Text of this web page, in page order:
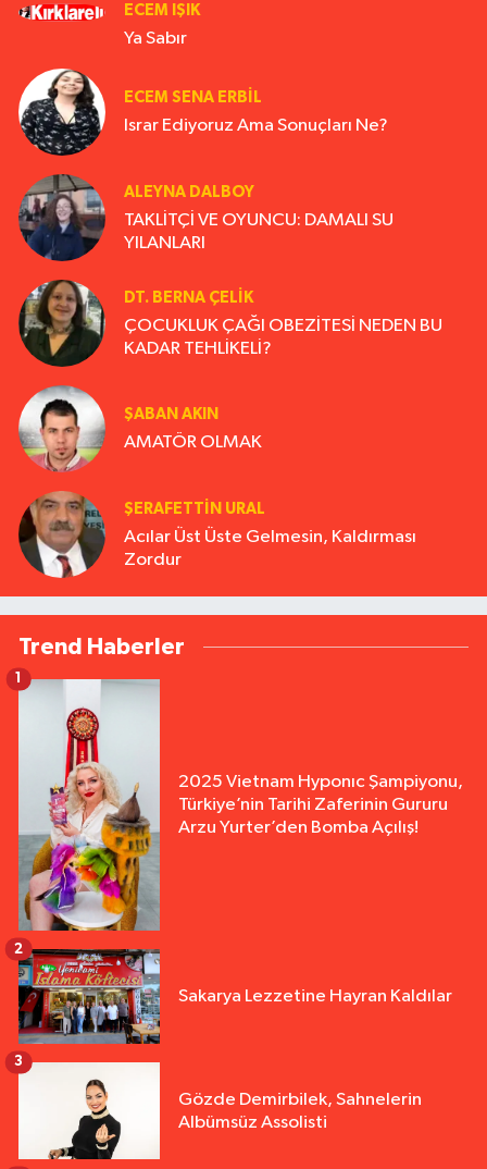
ECEM IŞIK
Ya Sabır
ECEM SENA ERBIL
Israr Ediyoruz Ama Sonuçları Ne?
ALEYNA DALBOY
TAKLİTÇİ VE OYUNCU: DAMALI SU
YILANLARI
DT. BERNA ÇELIK
ÇOCUKLUK ÇAĞI OBEZİTESİ NEDEN BU
KADAR TEHLİKELİ?
ŞABAN AKIN
AMATÖR OLMAK
ŞERAFETTIN URAL
Acılar Üst Üste Gelmesin, Kaldırması
Zordur
Trend Haberler
2025 Vietnam Hyponıc Şampiyonu,
Türkiye’nin Tarihi Zaferinin Gururu
Arzu Yurter’den Bomba Açılış!
1
Sakarya Lezzetine Hayran Kaldılar
2
Gözde Demirbilek, Sahnelerin
Albümsüz Assolisti
3